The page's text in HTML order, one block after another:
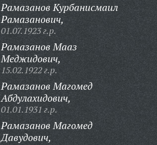
Рамазанов Курбанисмаил
Рамазанович,
01.07.1923 г.р.
Рамазанов Мааз
Меджидович,
15.02.1922 г.р.
Рамазанов Магомед
Абдулахидович,
01.01.1931 г.р.
Рамазанов Магомед
Давудович,